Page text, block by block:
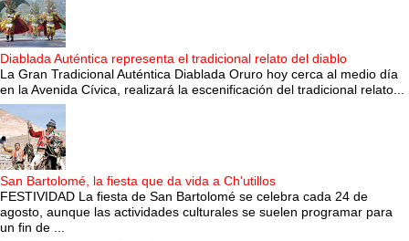
Diablada Auténtica representa el tradicional relato del diablo
La Gran Tradicional Auténtica Diablada Oruro hoy cerca al medio día
en la Avenida Cívica, realizará la escenificación del tradicional relato...
San Bartolomé, la fiesta que da vida a Ch'utillos
FESTIVIDAD La fiesta de San Bartolomé se celebra cada 24 de
agosto, aunque las actividades culturales se suelen programar para
un fin de ...